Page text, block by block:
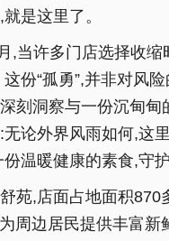
是这里了。
,当许多门店选择收缩
份“孤勇”,并非对风
刻洞察与一份沉甸甸
论外界风雨如何,这
温暖健康的素食,守护
苑,店面占地面积870
周边居民提供丰富新